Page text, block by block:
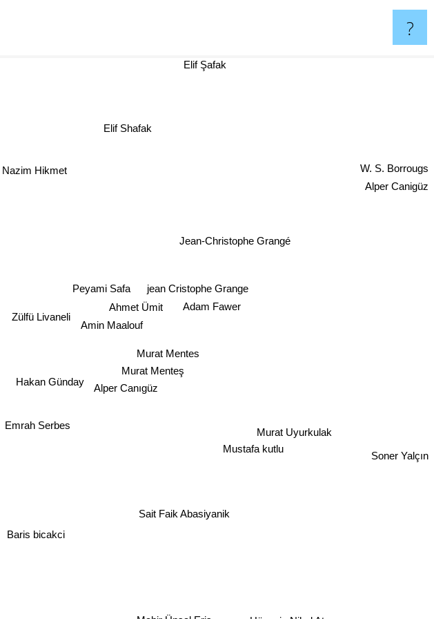
?
Hakan Günday
Murat Menteş
Alper Canıgüz
Emrah Serbes
Murat Mentes
Amin Maalouf
Ahmet Ümit Adam Fawer
Baris bicakci
jean Cristophe Grange
Zülfü Livaneli
Peyami Safa
Mustafa kutlu
Jean-Christophe Grangé
Murat Uyurkulak
Nazim Hikmet
Elif Shafak
Soner Yalçın
Sait Faik Abasiyanik
Elif Şafak
Alper Canigüz
W. S. Borrougs